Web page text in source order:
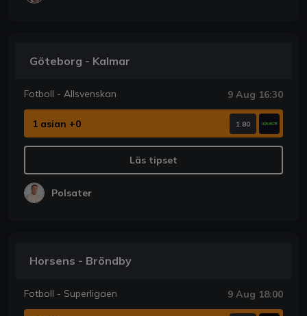
Göteborg - Kalmar
Fotboll - Allsvenskan 9 Aug 16:30
1 asian +0 1.80
Läs tipset
Polsater
Horsens - Bröndby
Fotboll - Superligaen 9 Aug 18:00